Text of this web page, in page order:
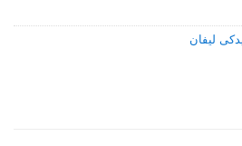
لیفان